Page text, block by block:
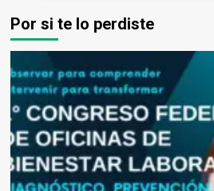
Por si te lo perdiste